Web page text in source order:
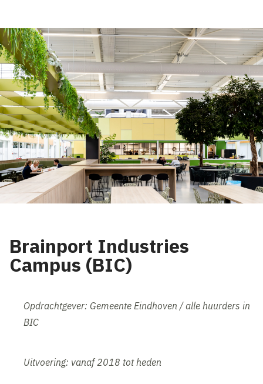
Brainport Industries
Campus (BIC)
Opdrachtgever: Gemeente Eindhoven / alle huurders in
BIC
Uitvoering: vanaf 2018 tot heden